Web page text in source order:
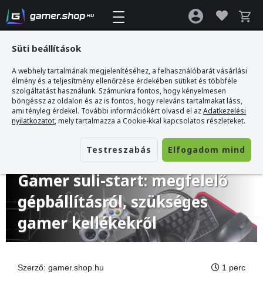
Gamer webshop >Blog >Gamer suli-start: megfelelő gépbállításról,
szükséges gamer kellékekről
2025. augusztus 25.
Gamer suli-start: megfelelő
gépbállításról, szükséges
gamer kellékekről
Szerző: gamer.shop.hu 1 perc
Süti beállítások
A webhely tartalmának megjelenítéséhez, a felhasználóbarát vásárlási
élmény és a teljesítmény ellenőrzése érdekében sütiket és többféle
szolgáltatást használunk. Számunkra fontos, hogy kényelmesen
böngéssz az oldalon és az is fontos, hogy releváns tartalmakat láss,
ami tényleg érdekel. További információkért olvasd el azAdatkezelési
nyilatkozatot, mely tartalmazza a Cookie-kkal kapcsolatos részleteket.
Testreszabás Elfogadom mind